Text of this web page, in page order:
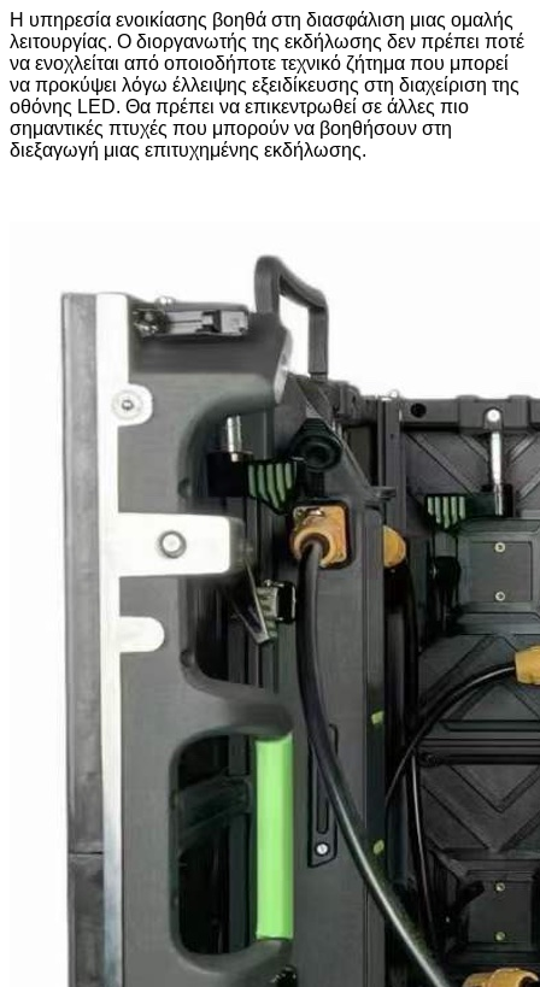
Η υπηρεσία ενοικίασης βοηθά στη διασφάλιση μιας ομαλής
λειτουργίας. Ο διοργανωτής της εκδήλωσης δεν πρέπει ποτέ
να ενοχλείται από οποιοδήποτε τεχνικό ζήτημα που μπορεί
να προκύψει λόγω έλλειψης εξειδίκευσης στη διαχείριση της
οθόνης LED. Θα πρέπει να επικεντρωθεί σε άλλες πιο
σημαντικές πτυχές που μπορούν να βοηθήσουν στη
διεξαγωγή μιας επιτυχημένης εκδήλωσης.